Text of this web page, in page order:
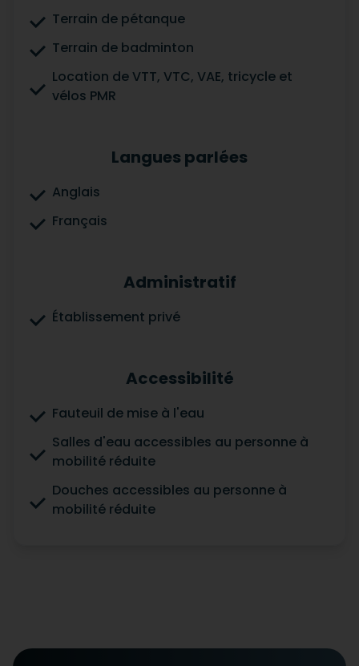
Terrain de pétanque
Terrain de badminton
Location de VTT, VTC, VAE, tricycle et
vélos PMR
Langues parlées
Anglais
Français
Administratif
Établissement privé
Accessibilité
Fauteuil de mise à l'eau
Salles d'eau accessibles au personne à
mobilité réduite
Douches accessibles au personne à
mobilité réduite